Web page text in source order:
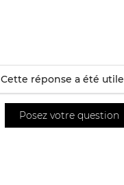
Cette réponse a été utile
Posez votre question